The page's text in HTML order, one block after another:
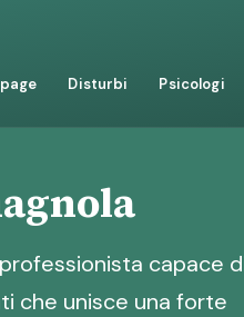
Disturbi Psicologi
capace
che unisce una forte